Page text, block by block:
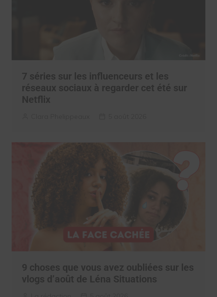
7 séries sur les influenceurs et les
réseaux sociaux à regarder cet été sur
Netflix
9 choses que vous avez oubliées sur les
vlogs d’août de Léna Situations